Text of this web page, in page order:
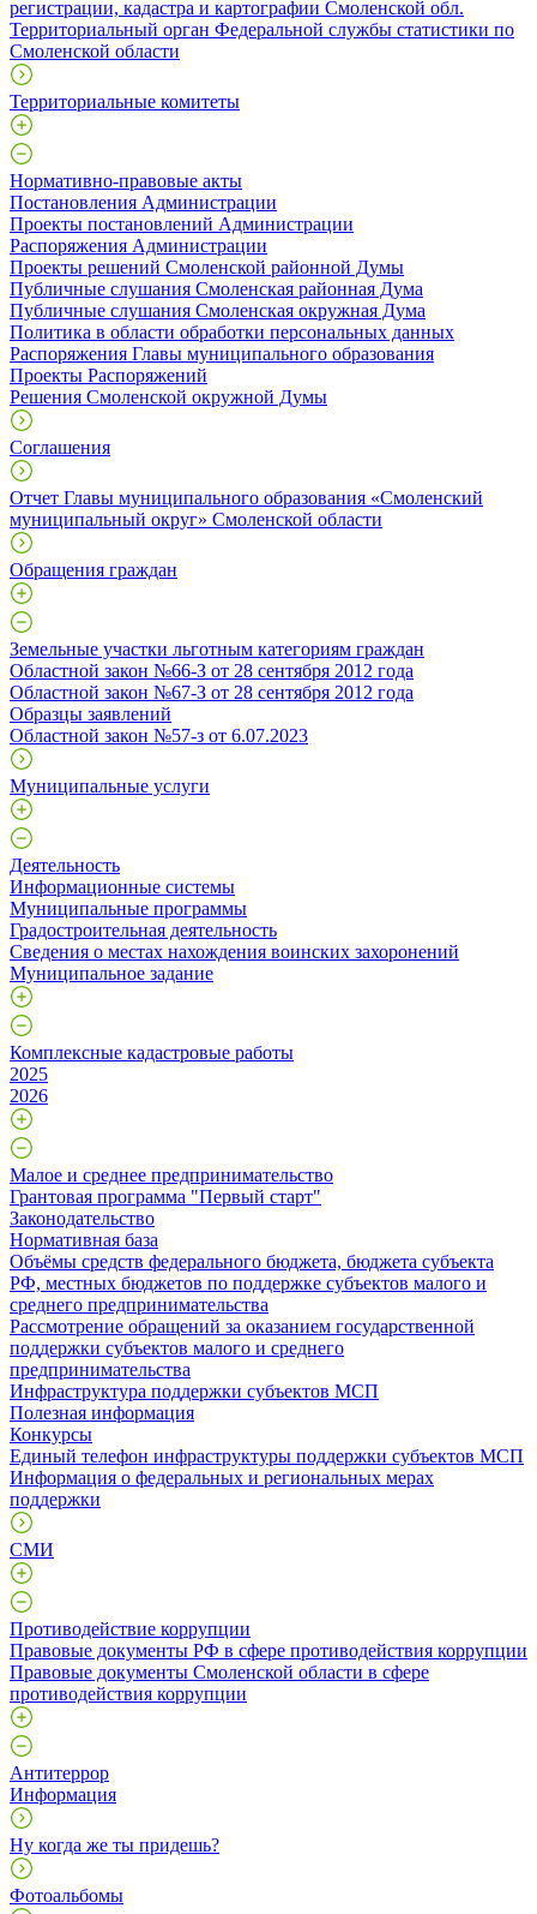
регистрации, кадастра и картографии Смоленской обл.
Территориальный орган Федеральной службы статистики по
Смоленской области
Территориальные комитеты
Нормативно-правовые акты
Постановления Администрации
Проекты постановлений Администрации
Распоряжения Администрации
Проекты решений Смоленской районной Думы
Публичные слушания Смоленская районная Дума
Публичные слушания Смоленская окружная Дума
Политика в области обработки персональных данных
Распоряжения Главы муниципального образования
Проекты Распоряжений
Решения Смоленской окружной Думы
Соглашения
Отчет Главы муниципального образования «Смоленский
муниципальный округ» Смоленской области
Обращения граждан
Земельные участки льготным категориям граждан
Областной закон №66-З от 28 сентября 2012 года
Областной закон №67-З от 28 сентября 2012 года
Образцы заявлений
Областной закон №57-з от 6.07.2023
Муниципальные услуги
Деятельность
Информационные системы
Муниципальные программы
Градостроительная деятельность
Сведения о местах нахождения воинских захоронений
Муниципальное задание
Комплексные кадастровые работы
2025
2026
Малое и среднее предпринимательство
Грантовая программа "Первый старт"
Законодательство
Нормативная база
Объёмы средств федерального бюджета, бюджета субъекта
РФ, местных бюджетов по поддержке субъектов малого и
среднего предпринимательства
Рассмотрение обращений за оказанием государственной
поддержки субъектов малого и среднего
предпринимательства
Инфраструктура поддержки субъектов МСП
Полезная информация
Конкурсы
Единый телефон инфраструктуры поддержки субъектов МСП
Информация о федеральных и региональных мерах
поддержки
СМИ
Противодействие коррупции
Правовые документы РФ в сфере противодействия коррупции
Правовые документы Смоленской области в сфере
противодействия коррупции
Антитеррор
Информация
Ну когда же ты придешь?
Фотоальбомы